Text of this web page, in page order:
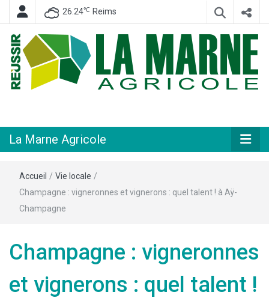
26.24℃ Reims
Agricole
La Marne Agricole
Accueil / Vie locale /
Champagne : vigneronnes et vignerons : quel talent ! à Aÿ-
Champagne
Champagne : vigneronnes
et vignerons : quel talent !